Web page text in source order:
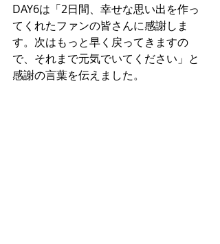
DAY6は「2日間、幸せな思い出を作っ
てくれたファンの皆さんに感謝しま
す。次はもっと早く戻ってきますの
で、それまで元気でいてください」と
感謝の言葉を伝えました。